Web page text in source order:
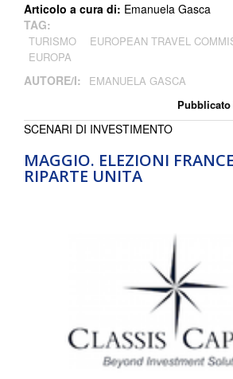
Articolo a cura di: Emanuela Gasca
TAG:
TURISMO EUROPEAN TRAVEL
EUROPA
AUTORE/I: EMANUELA GASCA
MAGGIO. ELEZIONI
RIPARTE UNITA
SCENARI DI INVESTIMENTO